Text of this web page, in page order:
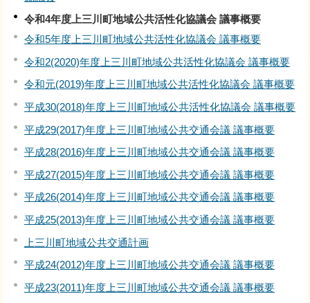
令和4年度上三川町地域公共活性化協議会 議事概要
令和5年度上三川町地域公共活性化協議会 議事概要
令和2(2020)年度上三川町地域公共活性化協議会 議事概要
令和元(2019)年度上三川町地域公共活性化協議会 議事概要
平成30(2018)年度上三川町地域公共活性化協議会 議事概要
平成29(2017)年度上三川町地域公共交通会議 議事概要
平成28(2016)年度上三川町地域公共交通会議 議事概要
平成27(2015)年度上三川町地域公共交通会議 議事概要
平成26(2014)年度上三川町地域公共交通会議 議事概要
平成25(2013)年度上三川町地域公共交通会議 議事概要
上三川町地域公共交通計画
平成24(2012)年度上三川町地域公共交通会議 議事概要
平成23(2011)年度上三川町地域公共交通会議 議事概要